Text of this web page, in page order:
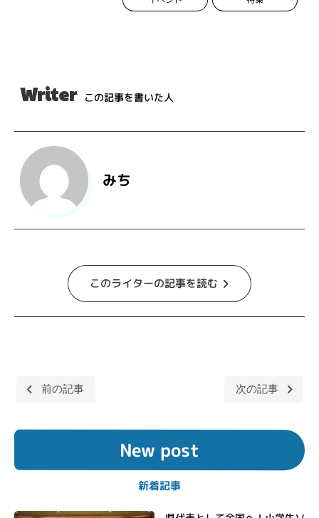
Writer この記事を書いた人
みち
このライターの記事を読む
稿
ビ
前の記事 次の記事
New post
新着記事